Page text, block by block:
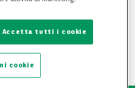
Accetta tutti i cookie
cookie